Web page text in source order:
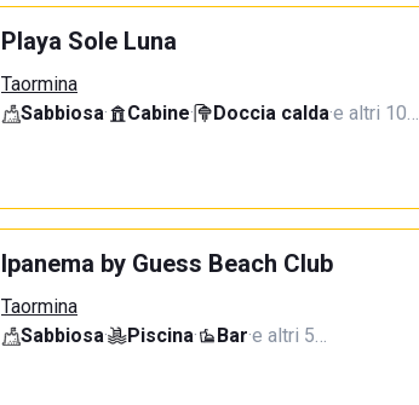
Playa Sole Luna
Taormina
Sabbiosa· Cabine· Doccia calda·e altri 10…
Ipanema by Guess Beach Club
Taormina
Sabbiosa· Piscina· Bar·e altri 5…